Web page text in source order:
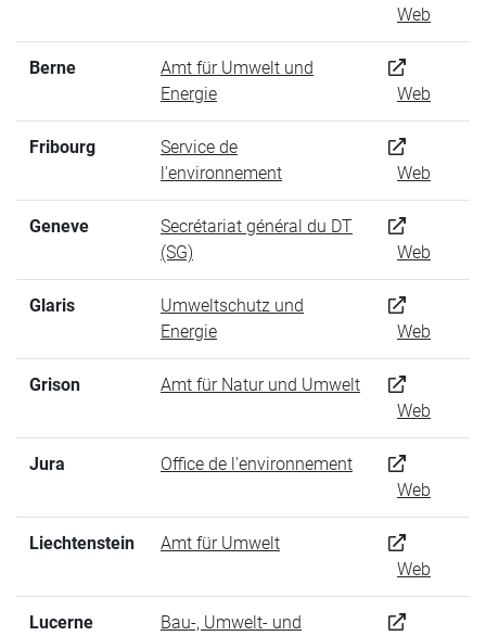
Web
Berne
Amt für Umwelt und
Energie
Web
Fribourg
Service de
l'environnement
Web
Geneve
Secrétariat général du DT
(SG)
Web
Glaris
Umweltschutz und
Energie
Web
Grison
Amt für Natur und Umwelt
Web
Jura
Office de l'environnement
Web
Liechtenstein
Amt für Umwelt
Web
Lucerne
Bau-, Umwelt- und